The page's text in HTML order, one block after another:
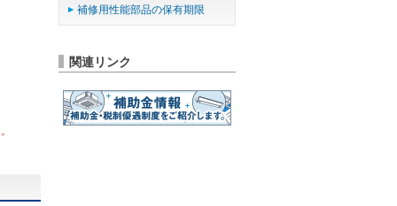
補修用性能部品の保有期限
関連リンク